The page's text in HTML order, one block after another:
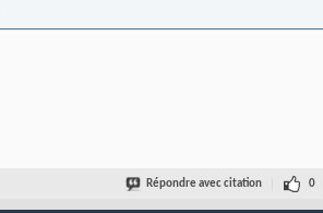
Répondre avec citation 0